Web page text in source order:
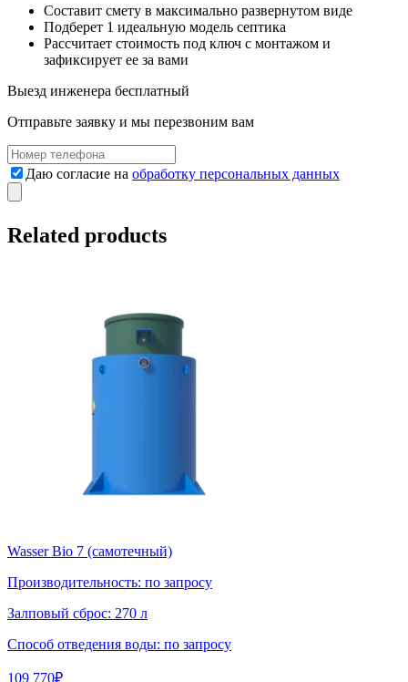
Составит смету в максимально развернутом виде
Подберет 1 идеальную модель септика
Рассчитает стоимость под ключ с монтажом и
зафиксирует ее за вами
Выезд инженера бесплатный
Отправьте заявку и мы перезвоним вам
Даю согласие на обработку персональных данных
Related products
Wasser Bio 7 (самотечный)
Производительность: по запросу
Залповый сброс: 270 л
Способ отведения воды: по запросу
109 770₽